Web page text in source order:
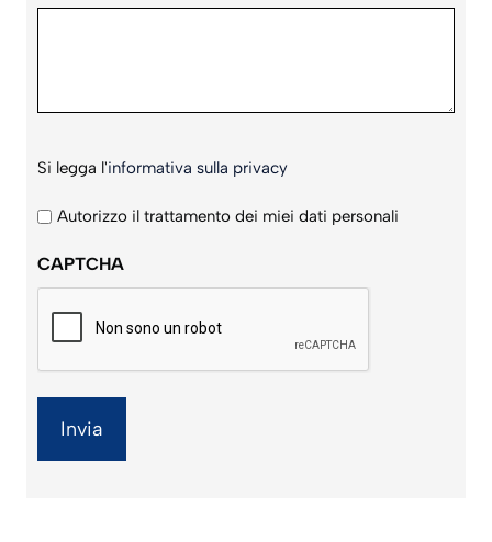
legga
l'informativa
privacy
Si legga l'informativa sulla privacy
Autorizzo il trattamento dei miei dati personali
CAPTCHA